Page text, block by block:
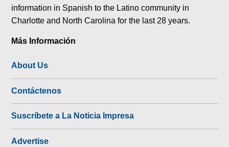
information in Spanish to the Latino community in
Charlotte and North Carolina for the last 28 years.
Más Información
About Us
Contáctenos
Suscríbete a La Noticia Impresa
Advertise